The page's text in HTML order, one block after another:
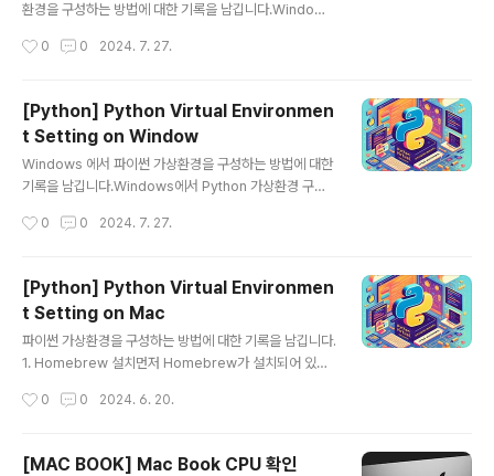
1. Anaconda 설치하기먼저, Anaconda를 설치해야 합
습니다.Anaconda 공식사이트의 DownLoad Page로
환경을 구성하는 방법에 대한 기록을 남깁니다.Windows
리하는 방법에 대한 블로그를 작성하기 위해, 다음 단계를
yenv-win 을 사용하여 Python 가상환경 관리하기Pyth
on은 다양한 프로젝트에서 사용되며, 각 프로젝트마다 다
른 버전의 Python을 요구할 수 있습니다. 이를 효과적으
로 관리하기 위해 pyenv-win을 사용하면 여러 버전의 P
그에서는 Windows 환경에서 pyenv-win을 설치하..
0 0 2024. 7. 27.
[Python] Python Virtual Environmen
t Setting on Window
Windows 에서 파이썬 가상환경을 구성하는 방법에 대한
기록을 남깁니다.Windows에서 Python 가상환경 구성
버전이 필요할 때가 있다. 이를 관리하기 위해 Python 가
을 단계별로 진행해 봅니다. 1. Python pip Upgrade pi
p install --upgrade pipupgrade 중 위와 같은 오류메
세지가 나온다면 이미지 하단의 설명과 같이 다음 명령을
실행합니다.python.exe -m pip install --upgrade pi
wershell..
0 0 2024. 7. 27.
[Python] Python Virtual Environmen
t Setting on Mac
파이썬 가상환경을 구성하는 방법에 대한 기록을 남깁니다.
1. Homebrew 설치먼저 Homebrew가 설치되어 있어
지를 관리하기 위한 훌륭한 도구입니다. Homebrew가
0 0 2024. 6. 20.
[MAC BOOK] Mac Book CPU 확인